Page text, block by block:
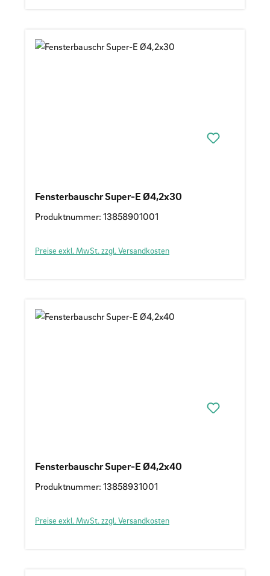
Fensterbauschr Super-E Ø4,2x30
Produktnummer: 13858901001
Preise exkl. MwSt. zzgl. Versandkosten
Fensterbauschr Super-E Ø4,2x40
Produktnummer: 13858931001
Preise exkl. MwSt. zzgl. Versandkosten